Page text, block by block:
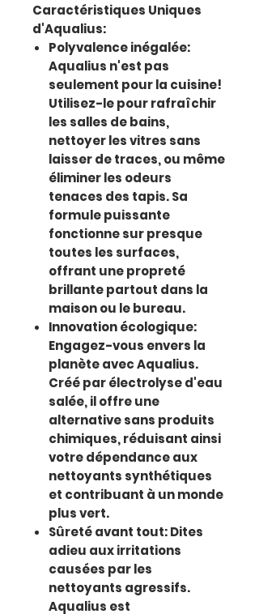
Caractéristiques Uniques
d'Aqualius:
Polyvalence inégalée:
Aqualius n'est pas
seulement pour la cuisine!
Utilisez-le pour rafraîchir
les salles de bains,
nettoyer les vitres sans
laisser de traces, ou même
éliminer les odeurs
tenaces des tapis. Sa
formule puissante
fonctionne sur presque
toutes les surfaces,
offrant une propreté
brillante partout dans la
maison ou le bureau.
Innovation écologique:
Engagez-vous envers la
planète avec Aqualius.
Créé par électrolyse d'eau
salée, il offre une
alternative sans produits
chimiques, réduisant ainsi
votre dépendance aux
nettoyants synthétiques
et contribuant à un monde
plus vert.
Sûreté avant tout:Dites
adieu aux irritations
causées par les
nettoyants agressifs.
Aqualius est